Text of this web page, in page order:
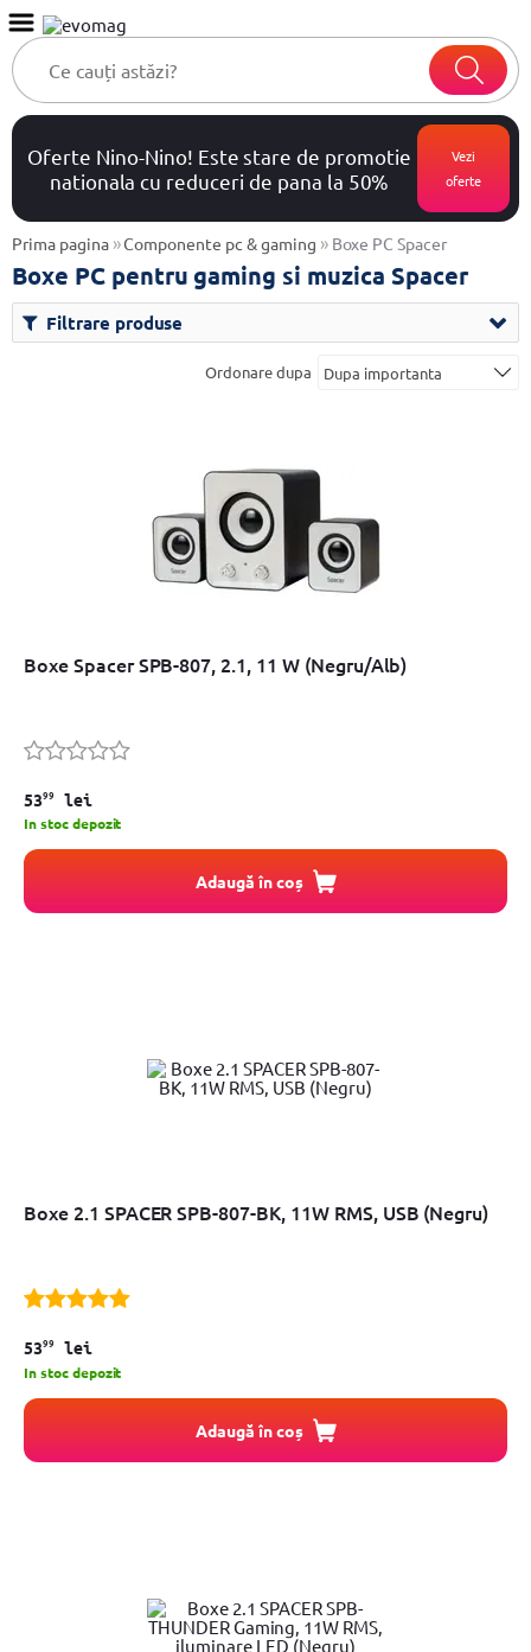
Oferte Nino-Nino! Este stare de promotie
nationala cu reduceri de pana la 50%
Vezi
oferte
Prima pagina »Componente pc & gaming » Boxe PC Spacer
Boxe PC pentru gaming si muzica Spacer
Filtrare produse
Ordonare dupa
Boxe Spacer SPB-807, 2.1, 11 W (Negru/Alb)
5399 lei
In stoc depozit
Adaugă în coș
Boxe 2.1 SPACER SPB-807-BK, 11W RMS, USB (Negru)
5399 lei
In stoc depozit
Adaugă în coș